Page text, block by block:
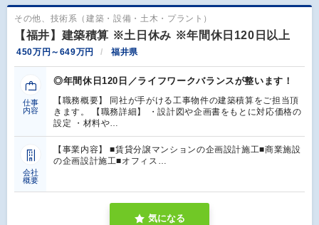
その他、技術系（建築・設備・土木・プラント）
【福井】建築積算 ※土日休み ※年間休日120日以上
450万円～649万円 福井県
仕事
内容
◎年間休日120日／ライフワークバランスが整います！
【職務概要】 同社が手がける工事物件の建築積算をご担当頂
きます。 【職務詳細】 ・設計図や企画書をもとに対応価格の
設定 ・材料や…
会社
概要
【事業内容】 ■賃貸分譲マンションの企画設計施工■商業施設
の企画設計施工■オフィス…
気になる